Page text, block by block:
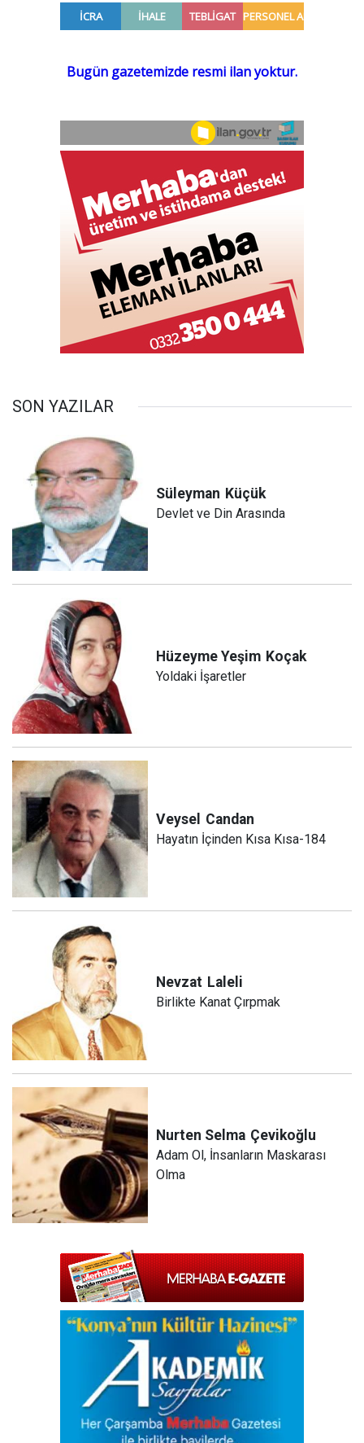
SON YAZILAR
Süleyman Küçük
Devlet ve Din Arasında
Hüzeyme Yeşim Koçak
Yoldaki İşaretler
Veysel Candan
Hayatın İçinden Kısa Kısa-184
Nevzat Laleli
Birlikte Kanat Çırpmak
Nurten Selma Çevikoğlu
Adam Ol, İnsanların Maskarası
Olma